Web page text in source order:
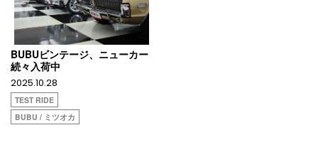
BUBUビンテージ、ニューカー
続々入荷中
2025.10.28
TEST RIDE
BUBU / ミツオカ